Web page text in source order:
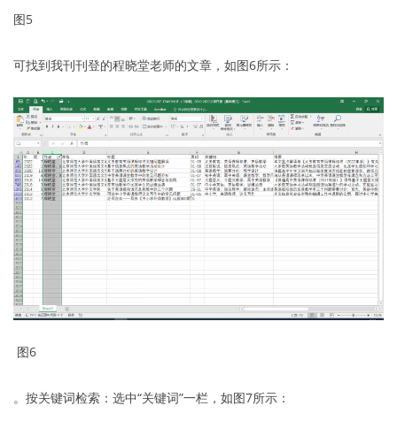
图5
可找到我刊刊登的程晓堂老师的文章，如图6所示：
图6
。按关键词检索：选中“关键词”一栏，如图7所示：